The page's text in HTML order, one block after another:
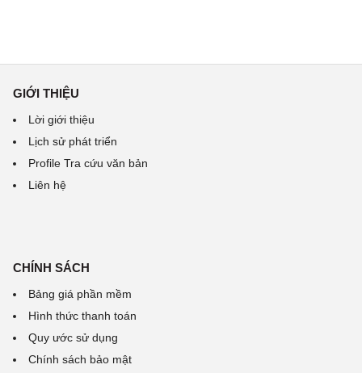
GIỚI THIỆU
Lời giới thiệu
Lịch sử phát triển
Profile Tra cứu văn bản
Liên hệ
CHÍNH SÁCH
Bảng giá phần mềm
Hình thức thanh toán
Quy ước sử dụng
Chính sách bảo mật